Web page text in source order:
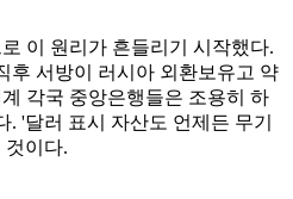
이 원리가 흔들리기 시작했다.
후 서방이 러시아 외환보유고 약
각국 중앙은행들은 조용히 하
'달러 표시 자산도 언제든 무기
것이다.